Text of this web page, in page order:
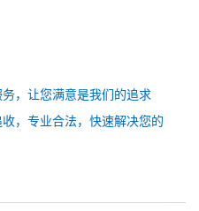
，让您满意是我们的追求
，专业合法，快速解决您的